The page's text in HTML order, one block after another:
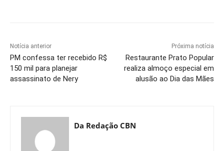
Notícia anterior
PM confessa ter recebido R$
150 mil para planejar
assassinato de Nery
Próxima notícia
Restaurante Prato Popular
realiza almoço especial em
alusão ao Dia das Mães
Da Redação CBN